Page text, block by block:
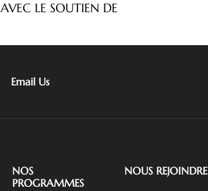
AVEC LE SOUTIEN DE
Email Us
NOS
PROGRAMMES
NOUS REJOINDRE